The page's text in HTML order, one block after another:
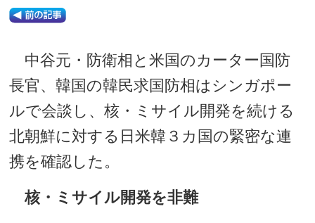
中谷元・防衛相と米国のカーター国防
長官、韓国の韓民求国防相はシンガポー
ルで会談し、核・ミサイル開発を続ける
北朝鮮に対する日米韓３カ国の緊密な連
携を確認した。
核・ミサイル開発を非難